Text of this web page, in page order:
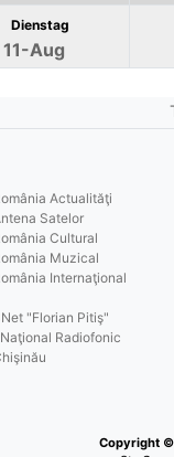
Dienstag
11-Aug
Actualităţi
Satelor
Cultural
Muzical
Internaţional
"Florian Pitiş"
Radiofonic
Copyright ©